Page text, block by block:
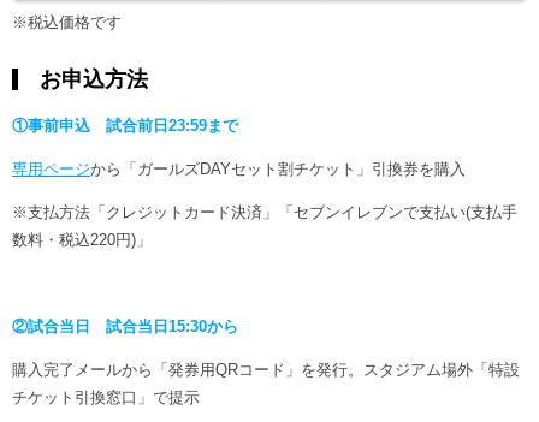
※税込価格です
お申込方法
①事前申込 試合前日23:59まで
専用ページから「ガールズDAYセット割チケット」引換券を購入
※支払方法「クレジットカード決済」「セブンイレブンで支払い(支払手
数料・税込220円)」
②試合当日 試合当日15:30から
購入完了メールから「発券用QRコード」を発行。スタジアム場外「特設
チケット引換窓口」で提示